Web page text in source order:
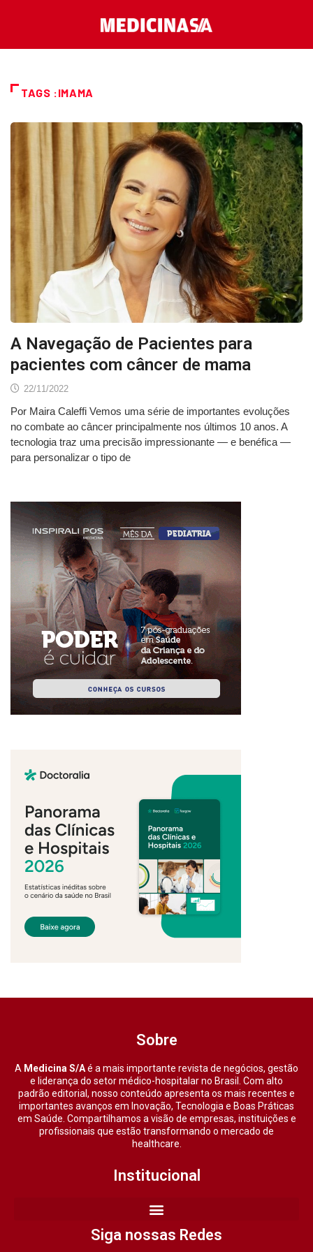
TAGS :IMAMA
A Navegação de Pacientes para
pacientes com câncer de mama
22/11/2022
Por Maira Caleffi Vemos uma série de importantes evoluções
no combate ao câncer principalmente nos últimos 10 anos. A
tecnologia traz uma precisão impressionante — e benéfica —
para personalizar o tipo de
Sobre
A Medicina S/Aé a mais importante revista de negócios, gestão
e liderança do setor médico-hospitalar no Brasil. Com alto
padrão editorial, nosso conteúdo apresenta os mais recentes e
importantes avanços em Inovação, Tecnologia e Boas Práticas
em Saúde. Compartilhamos a visão de empresas, instituições e
profissionais que estão transformando o mercado de
healthcare.
Institucional
Siga nossas Redes